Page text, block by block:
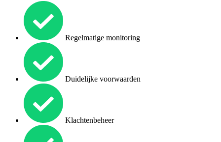
Regelmatige monitoring
Duidelijke voorwaarden
Klachtenbeheer